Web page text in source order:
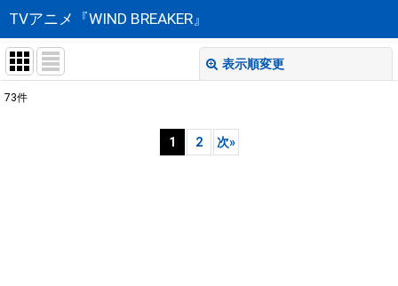
TVアニメ『WIND BREAKER』
表示順変更
73件
1 2 次»